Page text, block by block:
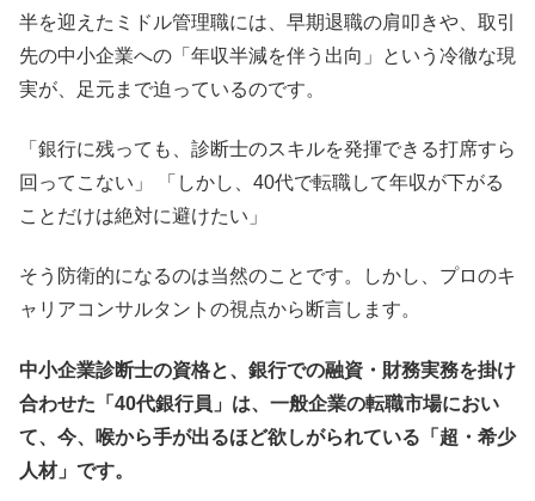
半を迎えたミドル管理職には、早期退職の肩叩きや、取引
先の中小企業への「年収半減を伴う出向」という冷徹な現
実が、足元まで迫っているのです。
「銀行に残っても、診断士のスキルを発揮できる打席すら
回ってこない」 「しかし、40代で転職して年収が下がる
ことだけは絶対に避けたい」
そう防衛的になるのは当然のことです。しかし、プロのキ
ャリアコンサルタントの視点から断言します。
中小企業診断士の資格と、銀行での融資・財務実務を掛け
合わせた「40代銀行員」は、一般企業の転職市場におい
て、今、喉から手が出るほど欲しがられている「超・希少
人材」です。